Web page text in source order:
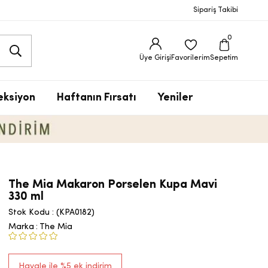
Sipariş Takibi
Üye Girişi FavorilerimSepetim
0
Haftanın Fırsatı Yeniler
The Mia Makaron Porselen Kupa Mavi
330 ml
Stok Kodu
(KPA0182)
Marka : The Mia